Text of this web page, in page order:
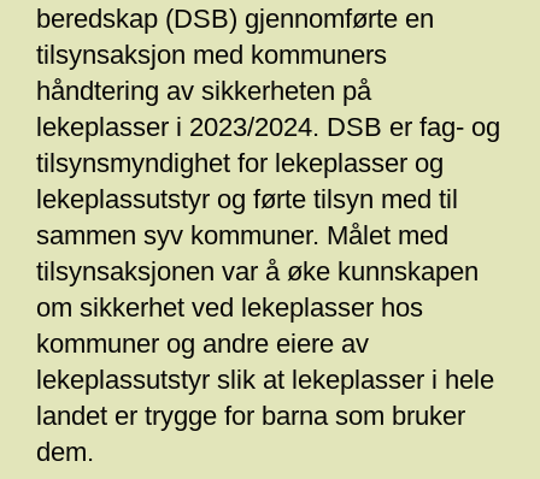
beredskap (DSB) gjennomførte en
tilsynsaksjon med kommuners
håndtering av sikkerheten på
lekeplasser i 2023/2024. DSB er fag- og
tilsynsmyndighet for lekeplasser og
lekeplassutstyr og førte tilsyn med til
sammen syv kommuner. Målet med
tilsynsaksjonen var å øke kunnskapen
om sikkerhet ved lekeplasser hos
kommuner og andre eiere av
lekeplassutstyr slik at lekeplasser i hele
landet er trygge for barna som bruker
dem.